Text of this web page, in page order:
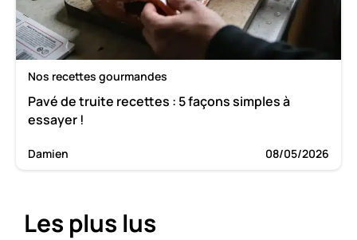
Nos recettes gourmandes
Pavé de truite recettes : 5 façons simples à
essayer !
Damien 08/05/2026
Les plus lus